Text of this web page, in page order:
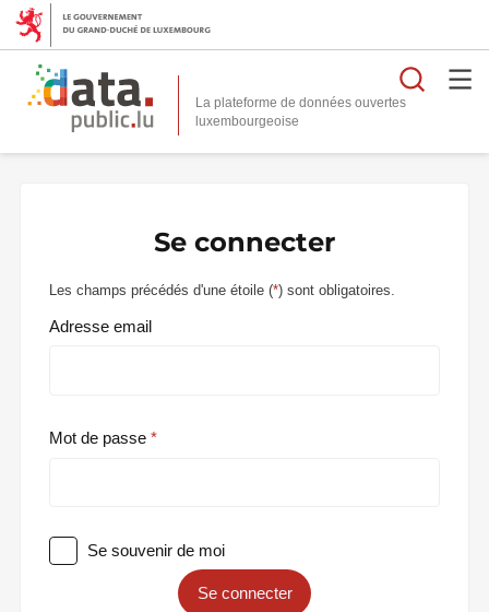
La plateforme de données ouvertes
Se connecter
Les champs précédés d'une étoile (*) sont obligatoires.
Adresse email
Mot de passe
Se souvenir de moi
Se connecter